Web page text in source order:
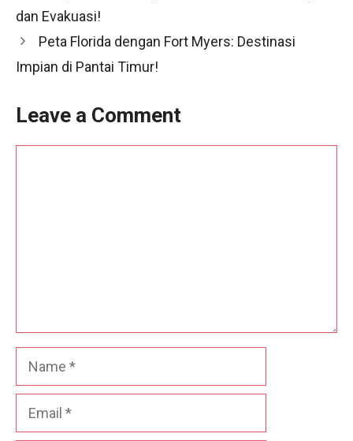
dan Evakuasi!
Peta Florida dengan Fort Myers: Destinasi
Impian di Pantai Timur!
Leave a Comment